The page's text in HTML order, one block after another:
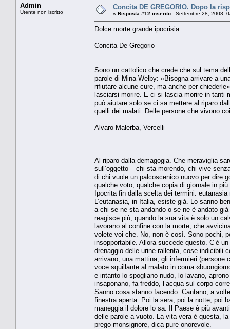
Admin
Utente non iscritto
Concita DE GREGORIO. Dopo la
« Risposta #12 inserito:: Settembre 28, 2008,
Dolce morte grande ipocrisia
Concita De Gregorio
Sono un cattolico che crede che sul tema
parole di Mina Welby: «Bisogna arrivare a
rifiutare alcune cure, ma anche per
lasciarsi morire. E ci si lascia morire in tanti
può aiutare solo se ci sa mettere al riparo
quelli dei malati. Delle persone che vivono
Alvaro Malerba, Vercelli
Al riparo dalla demagogia. Che meraviglia
sull’oggetto – chi sta morendo, chi vive
di chi vuole un palcoscenico nuovo per dire
qualche voto, qualche copia di giornale in
Ipocrita fin dalla scelta dei termini:
L’eutanasia, in Italia, esiste già. Lo sanno
a chi se ne sta andando o se ne è andato
reagisce più, quando la sua vita è solo un
lavorano al confine con la morte, che
volete voi che. No, non è così. Sono pochi,
insopportabile. Allora succede questo. C’è
drenaggio delle urine rallenta, cose indicibili
arrivano, una mattina, gli infermieri (persone
voce squillante al malato in coma
e intanto lo spogliano nudo, lo lavano,
insaponano, fa freddo, l’acqua sul corpo
Sanno cosa stanno facendo. Cantano, a
finestra aperta. Poi la sera, poi la notte, poi
maneggia il dolore lo sa. Il Paese è più
delle parole a vuoto. La vita vera è questa,
prego monsignore, dica pure onorevole.